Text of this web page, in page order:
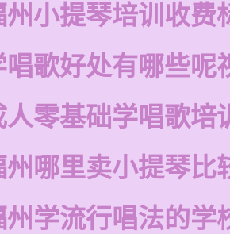
州小提琴培训收费
唱歌好处有哪些呢
人零基础学唱歌培
州哪里卖小提琴比
州学流行唱法的学